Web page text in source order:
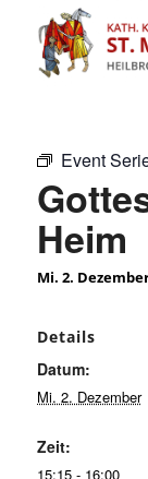
Event
Heim
Mi. 2.
Details
Datum:
Mi. 2. Dezember
Zeit:
15:15 - 16:00